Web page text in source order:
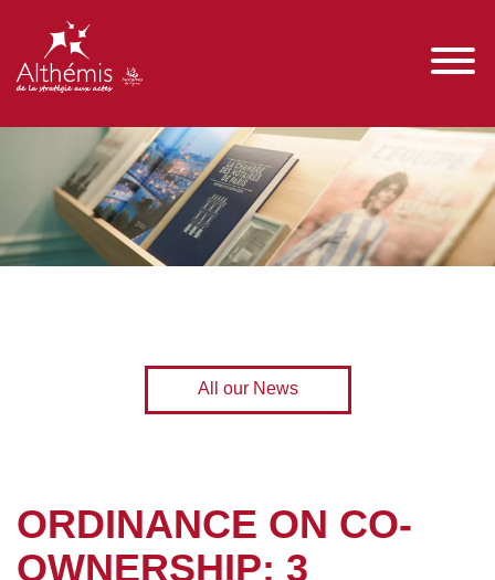
All our News
ORDINANCE ON CO-
OWNERSHIP: 3